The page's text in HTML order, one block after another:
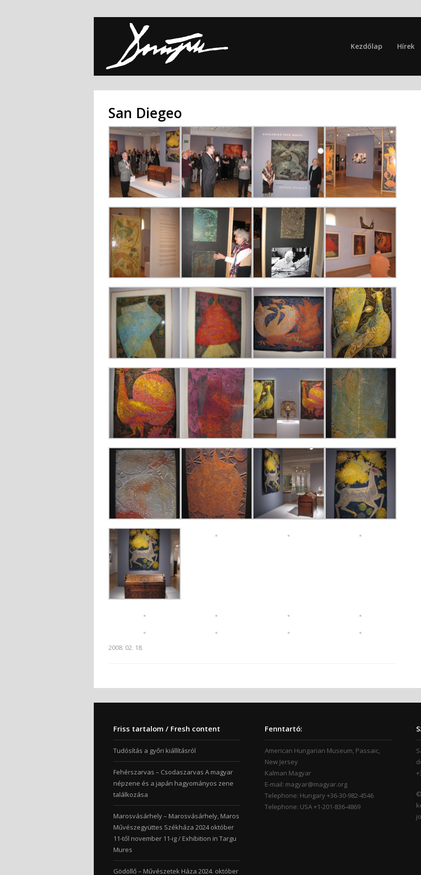
Kezdőlap Hírek
San Diegeo
2008. 02. 18.
Friss tartalom / Fresh content
Tudósítás a győri kiállításról
Fehérszarvas – Csodaszarvas A magyar
népzene és a japán hagyományos zene
találkozása
Marosvásárhely – Marosvásárhely, Maros
Művészegyüttes Székháza 2024 október
11-től november 11-ig / Exhibition in Targu
Mures
Gödöllő – Művészetek Háza 2024. október
Fenntartó:
American Hungarian Museum, Passaic,
New Jersey
Kalman Magyar
E-mail: magyar@magyar.org
Telephone: Hungary +36-30-982-4546
Telephone: USA +1-201-836-4869